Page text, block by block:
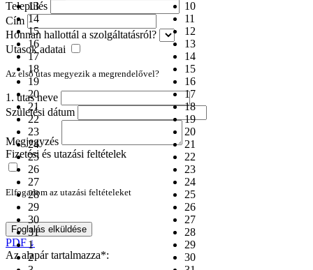
13
14
15
16
17
18
19
20
21
22
23
24
25
26
27
28
29
30
31
1
2
10
11
12
13
14
15
16
17
18
19
20
21
22
23
24
25
26
27
28
29
30
Település
Cím
Honnan hallottál a szolgáltatásról?
Utasok adatai
Az első utas megyezik a megrendelővel?
1. utas neve
Születési dátum
Megjegyzés
Fizetési és utazási feltételek
Elfogadom az utazási feltételeket
Foglalás elküldése
PDF ↓
Az alapár tartalmazza*: